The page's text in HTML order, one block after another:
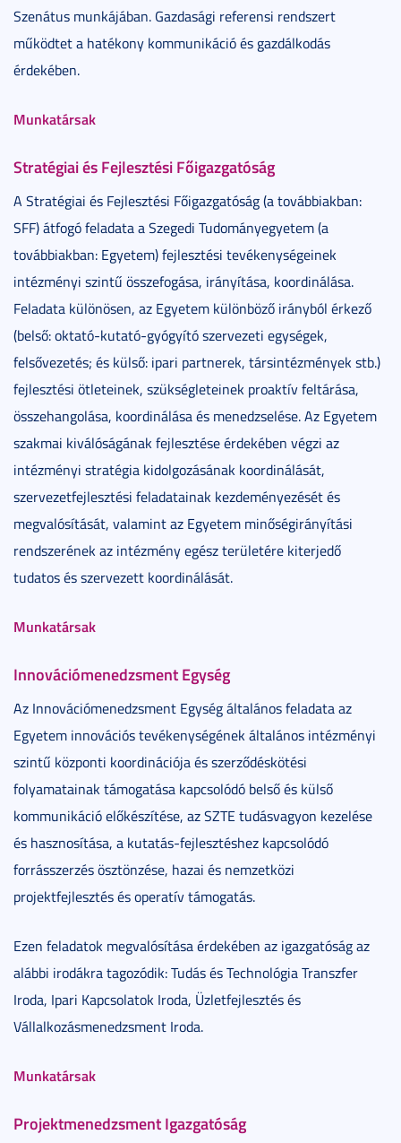
Szenátus munkájában. Gazdasági referensi rendszert
működtet a hatékony kommunikáció és gazdálkodás
érdekében.
Munkatársak
Stratégiai és Fejlesztési Főigazgatóság
A Stratégiai és Fejlesztési Főigazgatóság (a továbbiakban:
SFF) átfogó feladata a Szegedi Tudományegyetem (a
továbbiakban: Egyetem) fejlesztési tevékenységeinek
intézményi szintű összefogása, irányítása, koordinálása.
Feladata különösen, az Egyetem különböző irányból érkező
(belső: oktató-kutató-gyógyító szervezeti egységek,
felsővezetés; és külső: ipari partnerek, társintézmények stb.)
fejlesztési ötleteinek, szükségleteinek proaktív feltárása,
összehangolása, koordinálása és menedzselése. Az Egyetem
szakmai kiválóságának fejlesztése érdekében végzi az
intézményi stratégia kidolgozásának koordinálását,
szervezetfejlesztési feladatainak kezdeményezését és
megvalósítását, valamint az Egyetem minőségirányítási
rendszerének az intézmény egész területére kiterjedő
tudatos és szervezett koordinálását.
Munkatársak
Innovációmenedzsment Egység
Az Innovációmenedzsment Egység általános feladata az
Egyetem innovációs tevékenységének általános intézményi
szintű központi koordinációja és szerződéskötési
folyamatainak támogatása kapcsolódó belső és külső
kommunikáció előkészítése, az SZTE tudásvagyon kezelése
és hasznosítása, a kutatás-fejlesztéshez kapcsolódó
forrásszerzés ösztönzése, hazai és nemzetközi
projektfejlesztés és operatív támogatás.
Ezen feladatok megvalósítása érdekében az igazgatóság az
alábbi irodákra tagozódik: Tudás és Technológia Transzfer
Iroda, Ipari Kapcsolatok Iroda, Üzletfejlesztés és
Vállalkozásmenedzsment Iroda.
Munkatársak
Projektmenedzsment Igazgatóság